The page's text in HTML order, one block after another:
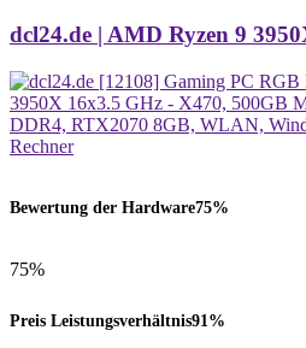
dcl24.de | AMD Ryzen 9
Bewertung der Hardware75%
75%
Preis Leistungsverhältnis91%